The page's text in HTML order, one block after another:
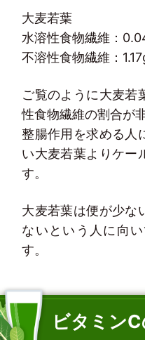
大麦若葉
水溶性食物繊維：
不溶性食物繊維：
ご覧のように大麦若
性食物繊維の割合が
整腸作用を求める人
い大麦若葉よりケー
す。
大麦若葉は便が少な
ないという人に向
す。
ビタミン